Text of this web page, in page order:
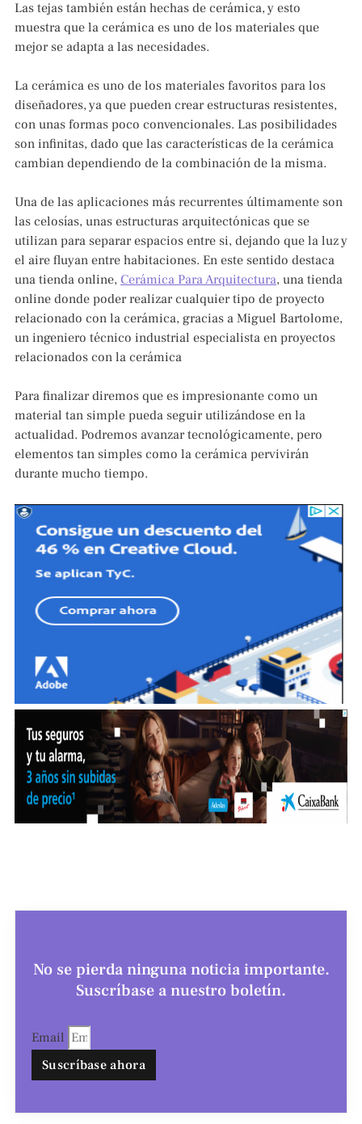
Las tejas también están hechas de cerámica, y esto
muestra que la cerámica es uno de los materiales que
mejor se adapta a las necesidades.
La cerámica es uno de los materiales favoritos para los
diseñadores, ya que pueden crear estructuras resistentes,
con unas formas poco convencionales. Las posibilidades
son infinitas, dado que las características de la cerámica
cambian dependiendo de la combinación de la misma.
Una de las aplicaciones más recurrentes últimamente son
las celosías, unas estructuras arquitectónicas que se
utilizan para separar espacios entre si, dejando que la luz y
el aire fluyan entre habitaciones. En este sentido destaca
una tienda online, Cerámica Para Arquitectura, una tienda
online donde poder realizar cualquier tipo de proyecto
relacionado con la cerámica, gracias a Miguel Bartolome,
un ingeniero técnico industrial especialista en proyectos
relacionados con la cerámica
Para finalizar diremos que es impresionante como un
material tan simple pueda seguir utilizándose en la
actualidad. Podremos avanzar tecnológicamente, pero
elementos tan simples como la cerámica pervivirán
durante mucho tiempo.
No se pierda ninguna noticia importante.
Suscríbase a nuestro boletín.
Email
Suscríbase ahora